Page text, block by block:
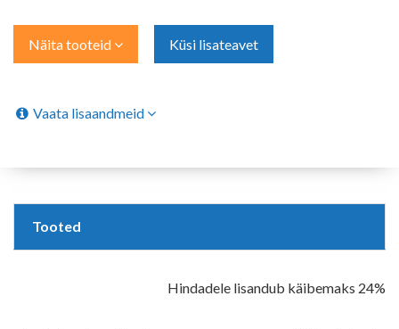
Näita tooteid Küsi lisateavet
Vaata lisaandmeid
Tooted
Hindadele lisandub käibemaks 24%